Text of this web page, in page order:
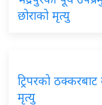
छोराको मृत्यु
ट्रिपरको
मृत्यु